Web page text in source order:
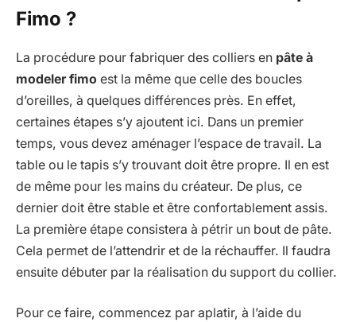
Fimo ?
La procédure pour fabriquer des colliers en pâte à
modeler fimo est la même que celle des boucles
d’oreilles, à quelques différences près. En effet,
certaines étapes s’y ajoutent ici. Dans un premier
temps, vous devez aménager l’espace de travail. La
table ou le tapis s’y trouvant doit être propre. Il en est
de même pour les mains du créateur. De plus, ce
dernier doit être stable et être confortablement assis.
La première étape consistera à pétrir un bout de pâte.
Cela permet de l’attendrir et de la réchauffer. Il faudra
ensuite débuter par la réalisation du support du collier.
Pour ce faire, commencez par aplatir, à l’aide du